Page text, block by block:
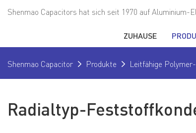
Shenmao Capacitors hat sich seit 1970 auf Aluminium-
ZUHAUSE
Shenmao Capacitor Produkte Leitfähige
Radialtyp-